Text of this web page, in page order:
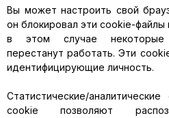
Вы может настроить свой
он блокировал эти cookie-файлы
в этом случае некоторые
перестанут работать. Эти
идентифицирующие личность.
Статистические/
cookie позволяют